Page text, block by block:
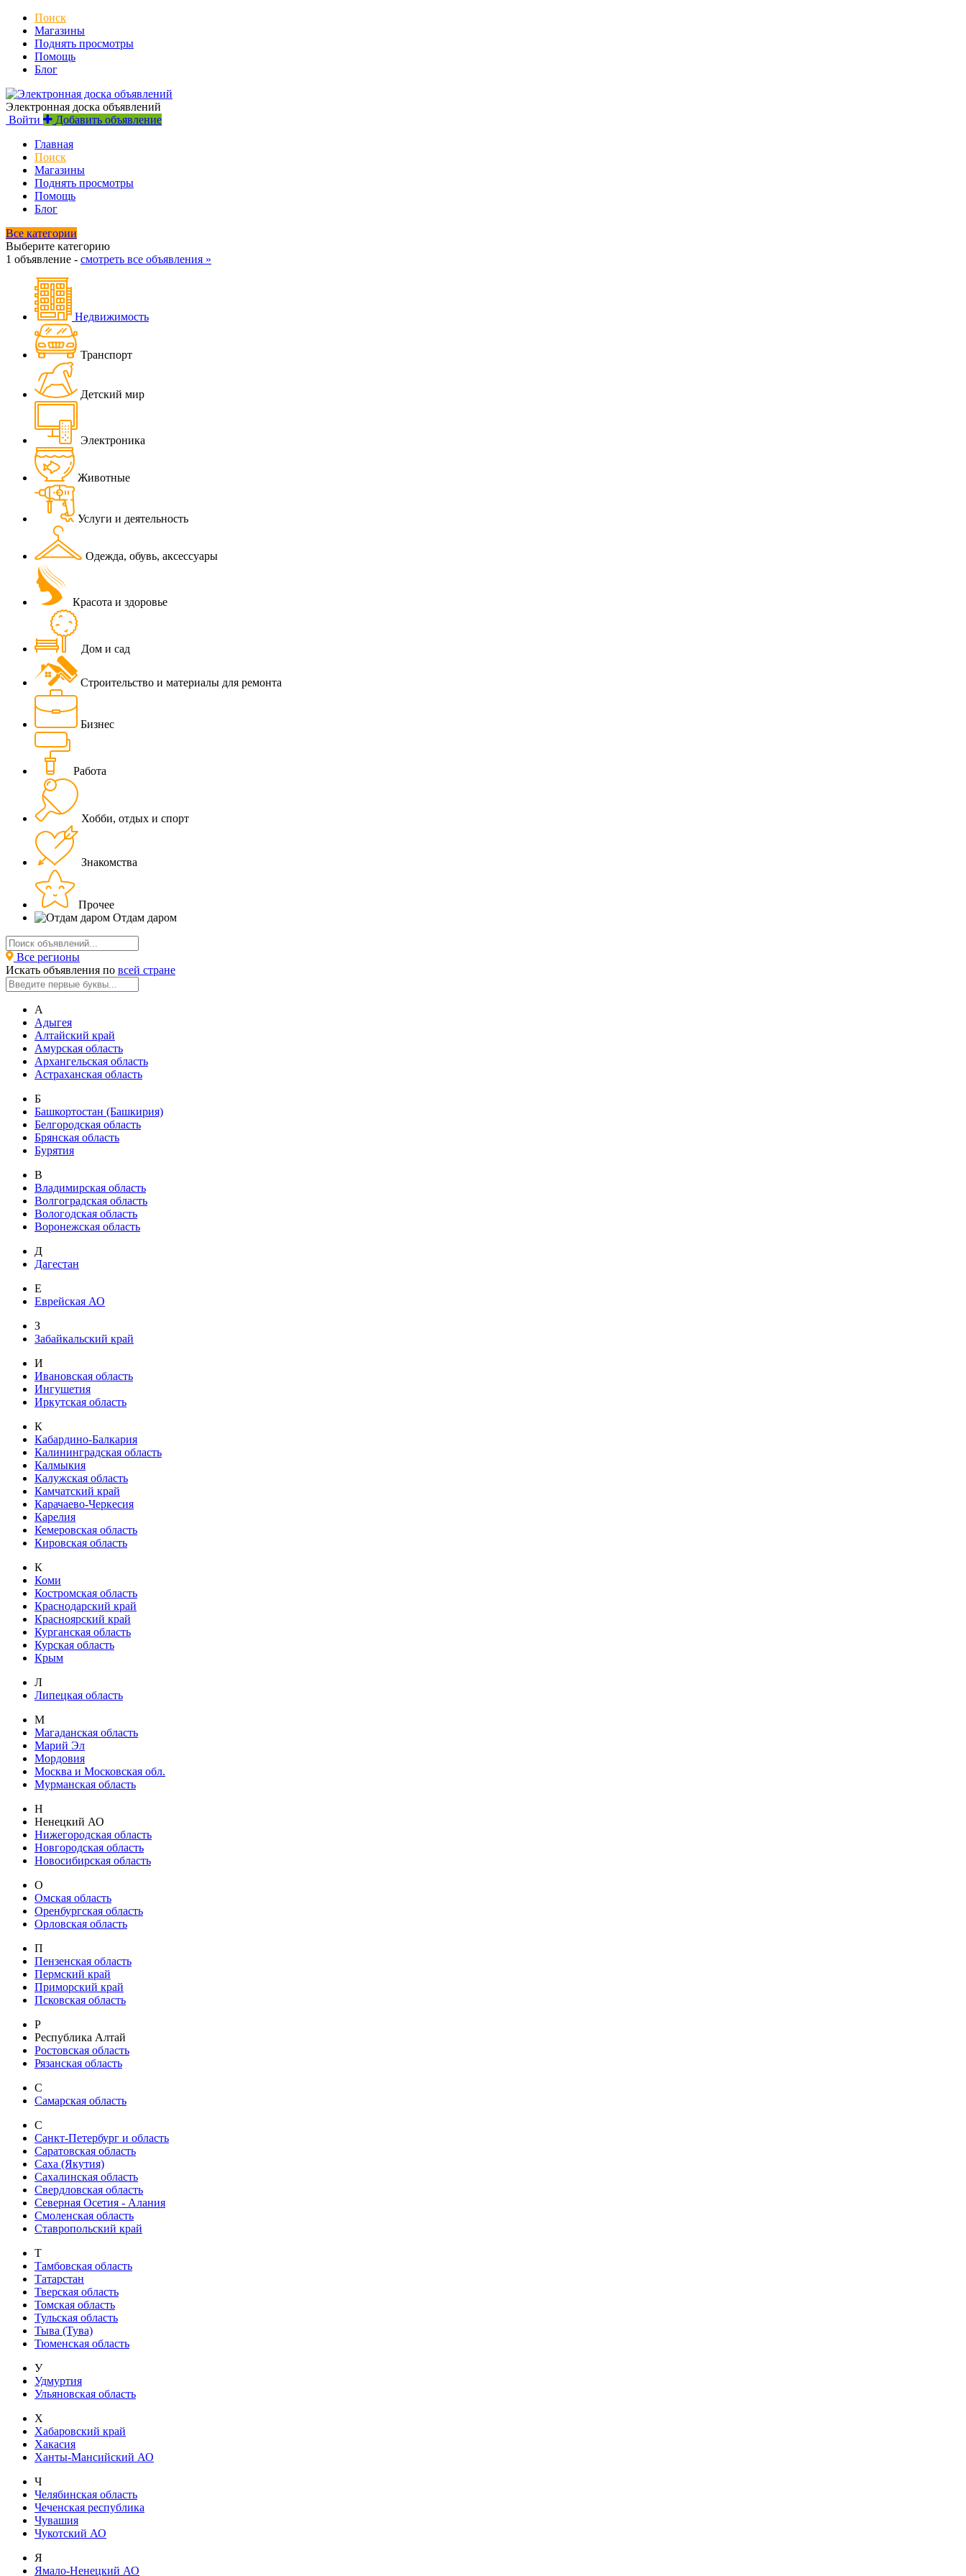
Поиск
Магазины
Поднять просмотры
Помощь
Блог
Электронная доска объявлений
Войти
Добавить объявление
Главная
Поиск
Магазины
Поднять просмотры
Помощь
Блог
Все категории
Выберите категорию
1 объявление - смотреть все объявления »
Недвижимость
Транспорт
Детский мир
Электроника
Животные
Услуги и деятельность
Одежда, обувь, аксессуары
Красота и здоровье
Дом и сад
Строительство и материалы для ремонта
Бизнес
Работа
Хобби, отдых и спорт
Знакомства
Прочее
Отдам даром
Все регионы
Искать объявления по всей стране
А
Адыгея
Алтайский край
Амурская область
Архангельская область
Астраханская область
Б
Башкортостан (Башкирия)
Белгородская область
Брянская область
Бурятия
В
Владимирская область
Волгоградская область
Вологодская область
Воронежская область
Д
Дагестан
Е
Еврейская АО
З
Забайкальский край
И
Ивановская область
Ингушетия
Иркутская область
К
Кабардино-Балкария
Калининградская область
Калмыкия
Калужская область
Камчатский край
Карачаево-Черкесия
Карелия
Кемеровская область
Кировская область
К
Коми
Костромская область
Краснодарский край
Красноярский край
Курганская область
Курская область
Крым
Л
Липецкая область
М
Магаданская область
Марий Эл
Мордовия
Москва и Московская обл.
Мурманская область
Н
Ненецкий АО
Нижегородская область
Новгородская область
Новосибирская область
О
Омская область
Оренбургская область
Орловская область
П
Пензенская область
Пермский край
Приморский край
Псковская область
Р
Республика Алтай
Ростовская область
Рязанская область
С
Самарская область
С
Санкт-Петербург и область
Саратовская область
Саха (Якутия)
Сахалинская область
Свердловская область
Северная Осетия - Алания
Смоленская область
Ставропольский край
Т
Тамбовская область
Татарстан
Тверская область
Томская область
Тульская область
Тыва (Тува)
Тюменская область
У
Удмуртия
Ульяновская область
Х
Хабаровский край
Хакасия
Ханты-Мансийский АО
Ч
Челябинская область
Чеченская республика
Чувашия
Чукотский АО
Я
Ямало-Ненецкий АО